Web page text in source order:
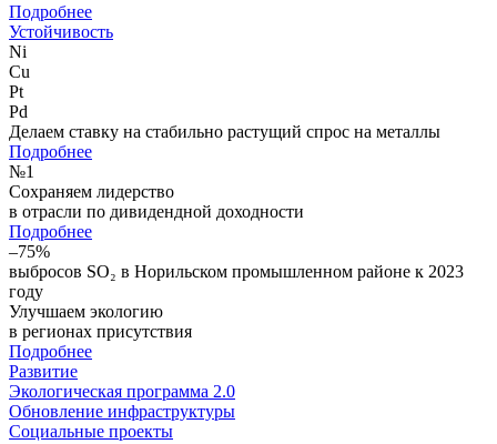
Подробнее
Устойчивость
Ni
Cu
Pt
Pd
Делаем ставку на стабильно растущий спрос на металлы
Подробнее
№1
Сохраняем лидерство
в отрасли по дивидендной доходности
Подробнее
–75%
выбросов SO₂ в Норильском промышленном районе к 2023
году
Улучшаем экологию
в регионах присутствия
Подробнее
Развитие
Экологическая программа 2.0
Обновление инфраструктуры
Социальные проекты